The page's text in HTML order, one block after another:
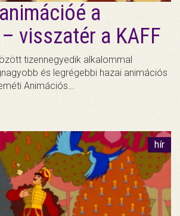
a
visszatér a KAFF
tizennegyedik alkalommal
és legrégebbi hazai animációs
Animációs…
hír